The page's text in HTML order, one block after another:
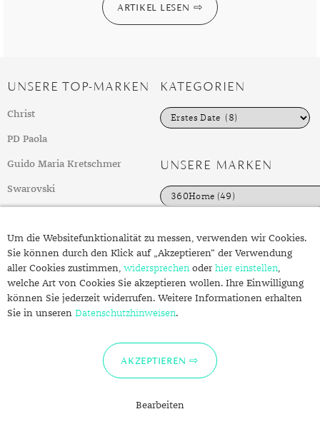
ARTIKEL LESEN
UNSERE TOP-MARKEN
Christ
PD Paola
Guido Maria Kretschmer
Swarovski
KATEGORIEN
K
a
o
i
e
UNSERE MARKEN
FOLGEN SIE UNS ÜBER SCHMUCK.DE
Fragen zu Ihrer Bestellung?
Kontakt
Um die Websitefunktionalität zu messen, verwenden wir Cookies.
Sie können durch den Klick auf „Akzeptieren“ der Verwendung
aller Cookies zustimmen, widersprechenoder hier einstellen,
welche Art von Cookies Sie akzeptieren wollen. Ihre Einwilligung
können Sie jederzeit widerrufen. Weitere Informationen erhalten
Sie in unseren Datenschutzhinweisen.
AKZEPTIEREN
Bearbeiten